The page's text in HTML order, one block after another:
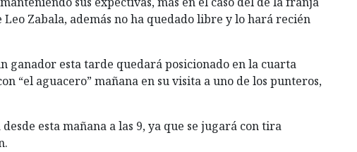
Zabala, además no ha quedado libre y lo hará recién
ganador esta tarde quedará posicionado en la cuarta
“el aguacero” mañana en su visita a uno de los punteros,
esta mañana a las 9, ya que se jugará con tira